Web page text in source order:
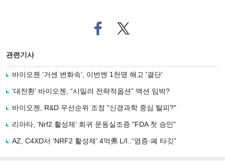
페
이
로
기
사
유
기
트위
터로
관련기사
바이오젠 ‘거센 변화속’, 이번엔 1천명 해고 '결단'
‘대전환’ 바이오젠, “시밀러 전략적옵션” 액션 임박?
바이오젠, R&D 우선순위 조정 "신경과학 중심 탈피?"
리아타, ‘Nrf2 활성제’ 희귀 운동실조증 "FDA 첫 승인"
AZ, C4XD서 ‘NRF2 활성제’ 4억弗 L/I..“염증·폐 타깃”